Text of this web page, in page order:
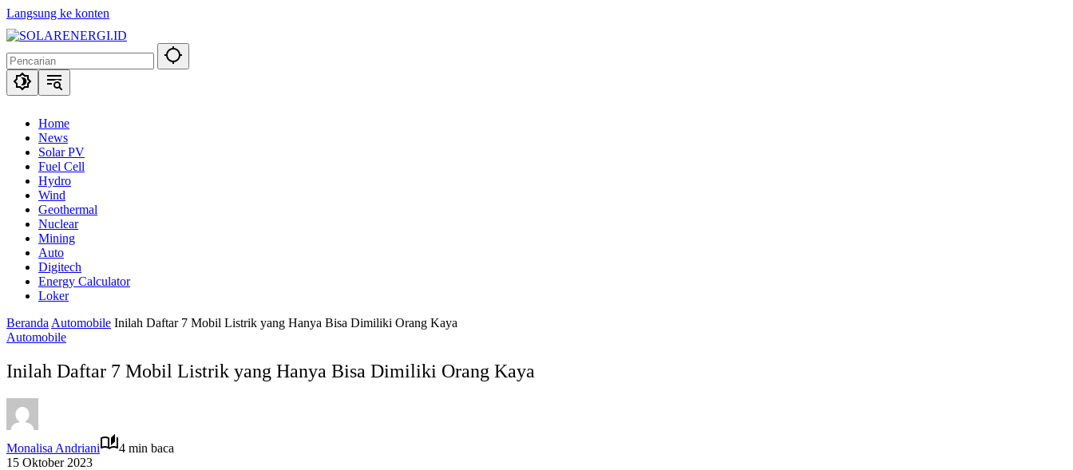
Langsung ke konten
Home
News
Solar PV
Fuel Cell
Hydro
Wind
Geothermal
Nuclear
Mining
Auto
Digitech
Energy Calculator
Loker
Beranda Automobile Inilah Daftar 7 Mobil Listrik yang Hanya Bisa Dimiliki Orang Kaya
Automobile
Inilah Daftar 7 Mobil Listrik yang Hanya Bisa Dimiliki Orang Kaya
Monalisa Andriani
4 min baca
15 Oktober 2023